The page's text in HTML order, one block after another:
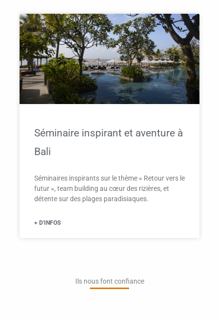
Séminaire inspirant et aventure à
Bali
Séminaires inspirants sur le thème « Retour vers le
futur », team building au cœur des rizières, et
détente sur des plages paradisiaques.
+ D'INFOS
Ils nous font confiance​